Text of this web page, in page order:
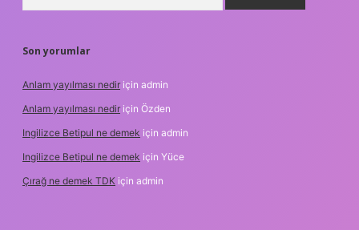
Son yorumlar
Anlam yayılması nedir için admin
Anlam yayılması nedir için Özden
Ingilizce Betipul ne demek için admin
Ingilizce Betipul ne demek için Yüce
Çırağ ne demek TDK için admin